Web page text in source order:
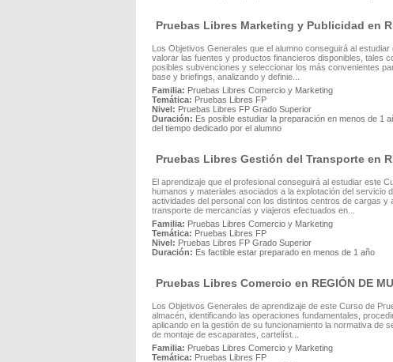
Pruebas Libres Marketing y Publicidad en
Los Objetivos Generales que el alumno conseguirá al
valorar las fuentes y productos financieros disponibles, tales
posibles subvenciones y seleccionar los más convenientes
base y briefings, analizando y definie...
Familia: Pruebas Libres Comercio y Marketing
Temática: Pruebas Libres FP
Nivel: Pruebas Libres FP Grado Superior
Duración: Es posible estudiar la preparación en menos de 1
del tiempo dedicado por el alumno
Pruebas Libres Gestión del Transporte en
El aprendizaje que el profesional conseguirá al estudiar este
humanos y materiales asociados a la explotación del
actividades del personal con los distintos centros de cargas
transporte de mercancías y viajeros efectuados en...
Familia: Pruebas Libres Comercio y Marketing
Temática: Pruebas Libres FP
Nivel: Pruebas Libres FP Grado Superior
Duración: Es factible estar preparado en menos de 1 año
Pruebas Libres Comercio en REGIÓN DE
Los Objetivos Generales de aprendizaje de este Curso de
almacén, identificando las operaciones fundamentales,
aplicando en la gestión de su funcionamiento la normativa de
de montaje de escaparates, cartelíst...
Familia: Pruebas Libres Comercio y Marketing
Temática: Pruebas Libres FP